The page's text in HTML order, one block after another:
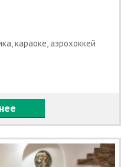
караоке, аэрохоккей